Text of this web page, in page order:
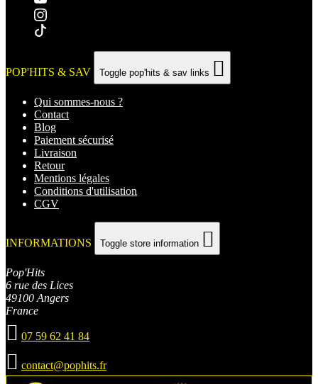
POP'HITS & SAV Toggle pop'hits & sav links 
Qui sommes-nous ?
Contact
Blog
Paiement sécurisé
Livraison
Retour
Mentions légales
Conditions d'utilisation
CGV
INFORMATIONS Toggle store information 
Pop'Hits
6 rue des Lices
49100 Angers
France
 07 59 62 41 84
 contact@pophits.fr